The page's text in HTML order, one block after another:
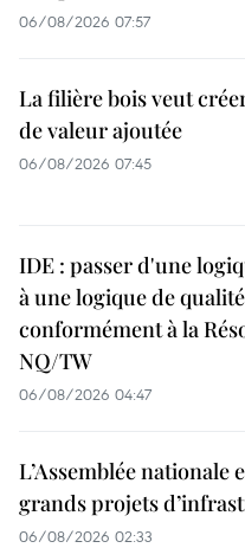
06/08/2026 07:57
La filière bois veut
de valeur ajoutée
06/08/2026 07:45
IDE : passer d'une
à une logique de qualité
conformément à la
NQ/TW
06/08/2026 04:47
L’Assemblée nationale
grands projets
06/08/2026 02:33